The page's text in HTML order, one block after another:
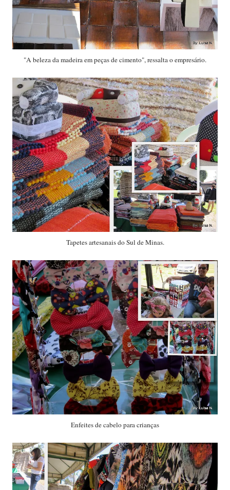
"A beleza da madeira em peças de cimento", ressalta o empresário.
Tapetes artesanais do Sul de Minas.
Enfeites de cabelo para crianças